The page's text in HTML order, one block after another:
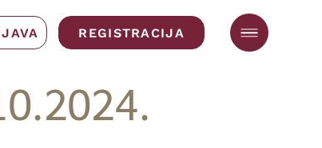
REGISTRACIJA